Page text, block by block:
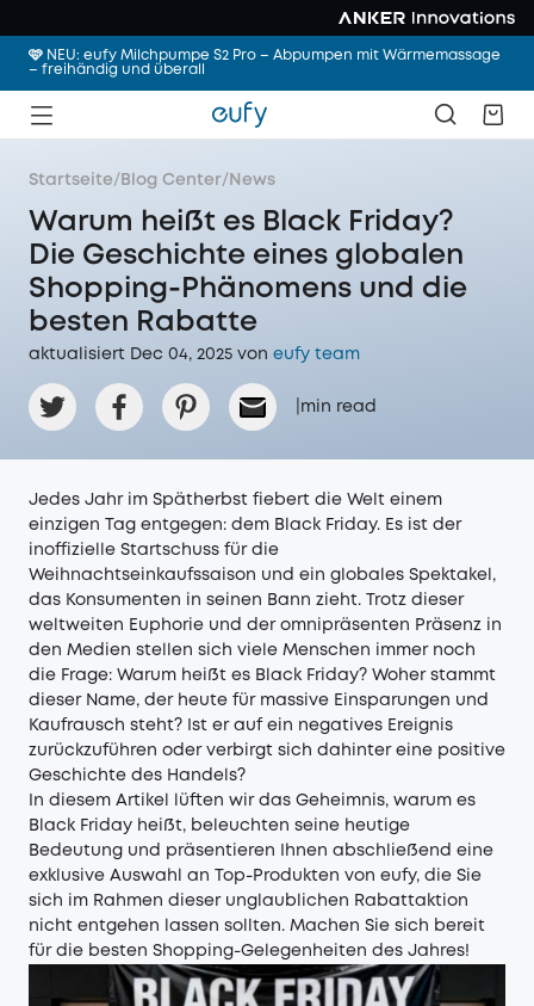
🩷 NEU: eufy Milchpumpe S2 Pro – Abpumpen mit Wärmemassage
– freihändig und überall
Startseite/ Blog Center/ News
Warum heißt es Black Friday?
Die Geschichte eines globalen
Shopping-Phänomens und die
besten Rabatte
aktualisiert Dec 04, 2025 von eufy team
min read
Jedes Jahr im Spätherbst fiebert die Welt einem
einzigen Tag entgegen: dem Black Friday. Es ist der
inoffizielle Startschuss für die
Weihnachtseinkaufssaison und ein globales Spektakel,
das Konsumenten in seinen Bann zieht. Trotz dieser
weltweiten Euphorie und der omnipräsenten Präsenz in
den Medien stellen sich viele Menschen immer noch
die Frage: Warum heißt es Black Friday? Woher stammt
dieser Name, der heute für massive Einsparungen und
Kaufrausch steht? Ist er auf ein negatives Ereignis
zurückzuführen oder verbirgt sich dahinter eine positive
Geschichte des Handels?
In diesem Artikel lüften wir das Geheimnis, warum es
Black Friday heißt, beleuchten seine heutige
Bedeutung und präsentieren Ihnen abschließend eine
exklusive Auswahl an Top-Produkten von eufy, die Sie
sich im Rahmen dieser unglaublichen Rabattaktion
nicht entgehen lassen sollten. Machen Sie sich bereit
für die besten Shopping-Gelegenheiten des Jahres!